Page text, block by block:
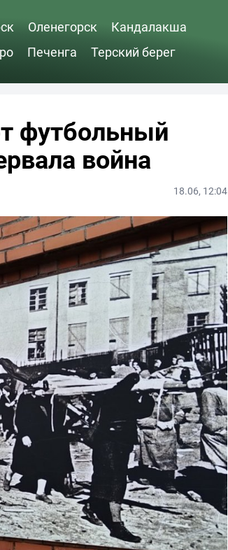
Оленегорск
Кандалакша
Печенга Терский берег
футбольный
война
18.06, 12:04